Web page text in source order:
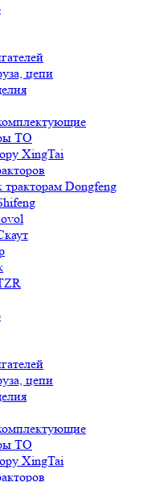
цепи
ТО
XingTai
тракторам Dongfeng
цепи
ТО
XingTai